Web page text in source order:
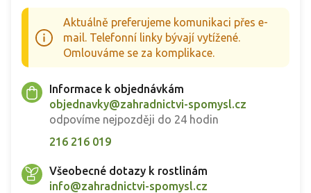
Aktuálně preferujeme komunikaci přes e-
mail. Telefonní linky bývají vytížené.
Omlouváme se za komplikace.
Informace k objednávkám
objednavky@zahradnictvi-spomysl.cz
odpovíme nejpozději do 24 hodin
216 216 019
Všeobecné dotazy k rostlinám
info@zahradnictvi-spomysl.cz